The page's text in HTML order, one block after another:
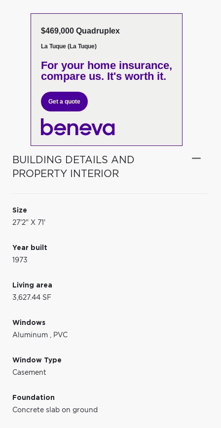
$469,000 Quadruplex
La Tuque (La Tuque)
For your home insurance,
compare us. It's worth it.
Get a quote
BUILDING DETAILS AND
PROPERTY INTERIOR
Size
27'2" X 71'
Year built
1973
Living area
3,627.44 SF
Windows
Aluminum , PVC
Window Type
Casement
Foundation
Concrete slab on ground